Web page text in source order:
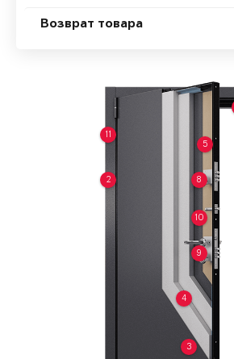
Возврат товара
2
3
4
5
8
9
10
11